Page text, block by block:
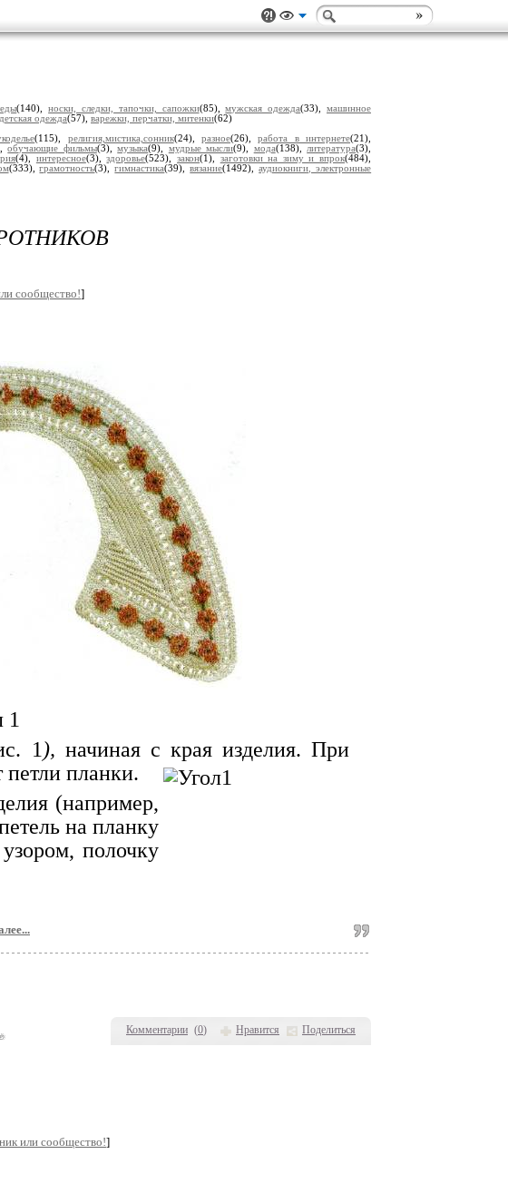
(140),носки, следки, тапочки, сапожки(85),мужская одежда(33), машинное
детская одежда(57), варежки, перчатки, митенки(62)
(115), религия,мистика,сонник(24), разное(26),работа в интернете(21),
обучающие фильмы(3),музыка(9), мудрые мысли(9), мода(138), литература(3),
(4), интересное(3),здоровье(523),закон(1), заготовки на зиму и впрок(484),
(333),грамотность(3),гимнастика(39),вязание(1492),аудиокниги, электронные
Комментарии (0) Нравится Поделиться
сообщество!]
1
1 ), начиная с края изделия. При
петли планки.
(например,
на планку
полочку
или сообщество!]